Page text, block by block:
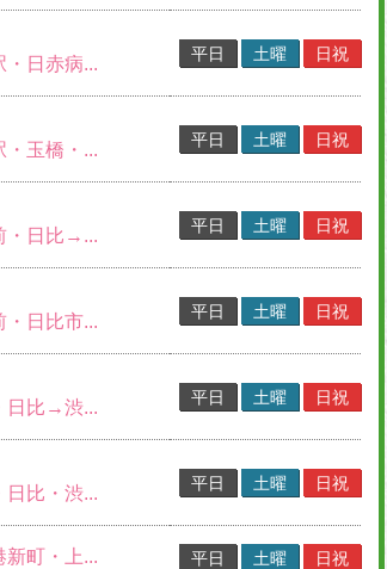
日赤病... 平日 土曜 日祝
玉橋・... 平日 土曜 日祝
・日比→... 平日 土曜 日祝
日比市... 平日 土曜 日祝
日比→渋... 平日 土曜 日祝
比・渋... 平日 土曜 日祝
町・上... 平日 土曜 日祝